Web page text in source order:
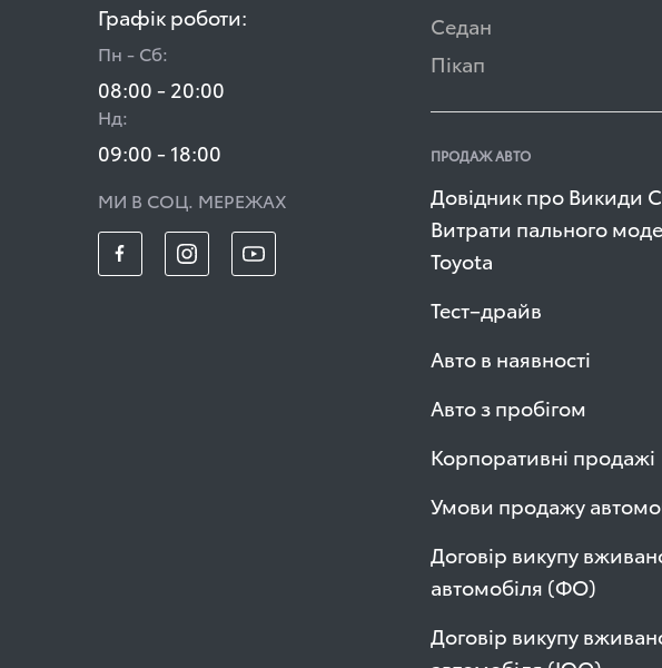
Графік роботи:
Пн - Сб:
08:00 - 20:00
Нд:
09:00 - 18:00
МИ В СОЦ. МЕРЕЖАХ
Седан
Пікап
ПРОДАЖ АВТО
Довідник про Викиди
Витрати пального
Toyota
Тест–драйв
Авто в наявності
Авто з пробігом
Корпоративні продажі
Умови продажу
Договір викупу
автомобіля (ФО)
Договір викупу